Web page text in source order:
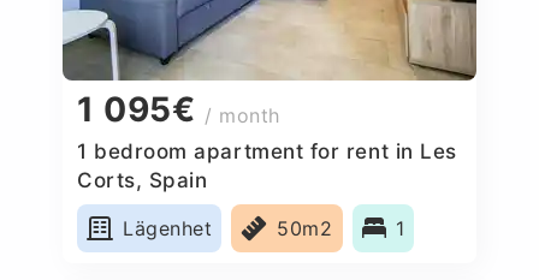
1 095€ / month
1 bedroom apartment for rent in Les
Corts, Spain
Lägenhet
50m2 1